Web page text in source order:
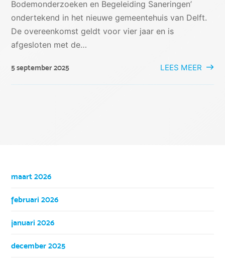
maart 2026
februari 2026
januari 2026
december 2025
Bodemonderzoeken en Begeleiding Saneringen’
ondertekend in het nieuwe gemeentehuis van Delft.
De overeenkomst geldt voor vier jaar en is
afgesloten met de…
5 september 2025 LEES MEER